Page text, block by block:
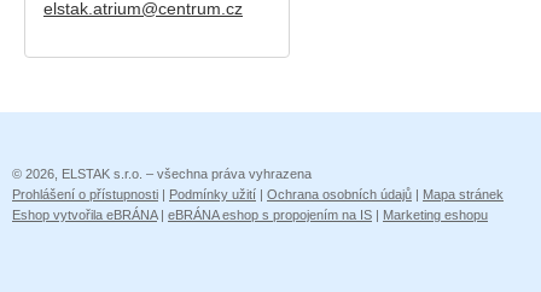
elstak.atrium@centrum.cz
© 2026, ELSTAK s.r.o. – všechna práva vyhrazena
Prohlášení o přístupnosti | Podmínky užití | Ochrana osobních údajů | Mapa stránek
Eshop vytvořila eBRÁNA| eBRÁNA eshop s propojením na IS | Marketing eshopu